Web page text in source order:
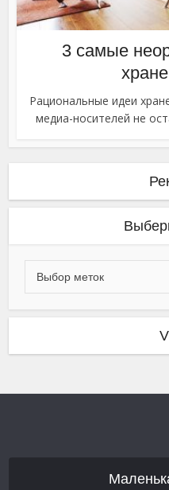
3 самые
Рациональные идеи
медиа-носителей не